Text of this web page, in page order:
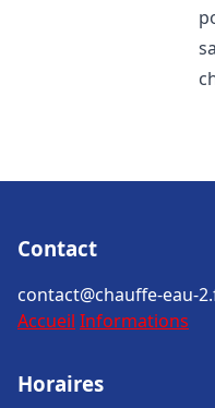
Contact
contact@chauffe-eau-
Accueil Informations
Horaires